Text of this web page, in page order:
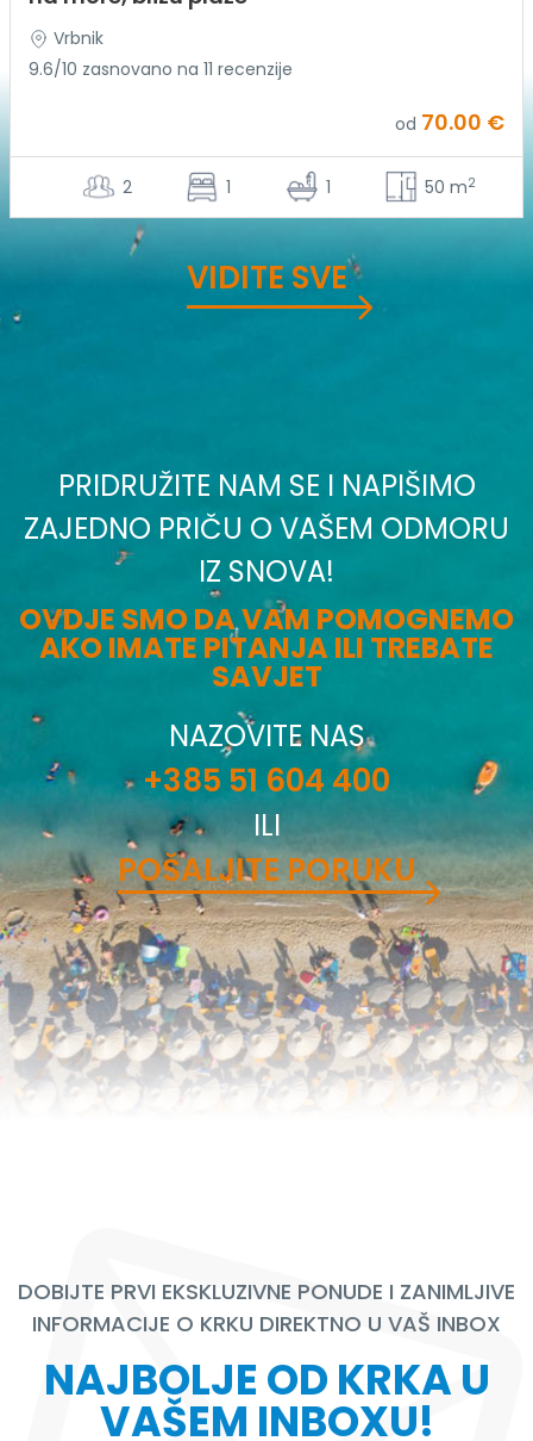
Vrbnik
9.6/10 zasnovano na 11 recenzije
od 70.00 €
2 1 1 50 m2
VIDITE SVE
PRIDRUŽITE NAM SE I NAPIŠIMO
ZAJEDNO PRIČU O VAŠEM ODMORU
IZ SNOVA!
OVDJE SMO DA VAM POMOGNEMO
AKO IMATE PITANJA ILI TREBATE
SAVJET
NAZOVITE NAS
+385 51 604 400
ILI
POŠALJITE PORUKU
DOBIJTE PRVI EKSKLUZIVNE PONUDE I ZANIMLJIVE
INFORMACIJE O KRKU DIREKTNO U VAŠ INBOX
NAJBOLJE OD KRKA U
VAŠEM INBOXU!